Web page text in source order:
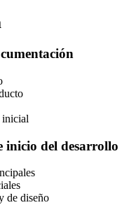
inicial
inicio del desarrollo
de diseño